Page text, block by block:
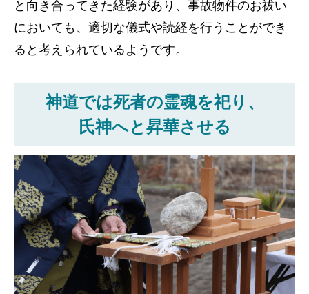
と向き合ってきた経験があり、事故物件のお祓い
においても、適切な儀式や読経を行うことができ
ると考えられているようです。
神道では死者の霊魂を祀り、
氏神へと昇華させる